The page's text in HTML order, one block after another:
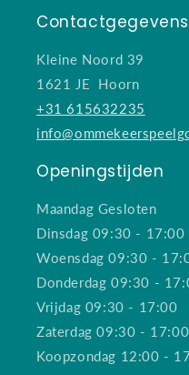
Contactgegevens
Kleine Noord 39
1621 JE Hoorn
+31 615632235
Openingstijden
Maandag Gesloten
Dinsdag 09:30 - 17:00
Woensdag 09:30 -
Donderdag 09:30 -
Vrijdag 09:30 - 17:00
Zaterdag 09:30 - 17:00
Koopzondag 12:00 -